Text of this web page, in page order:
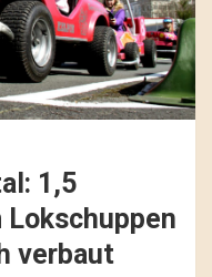
1,5
verbaut